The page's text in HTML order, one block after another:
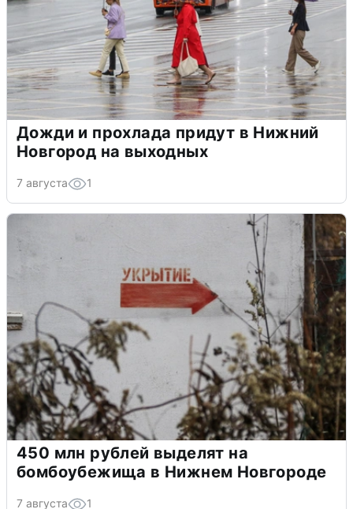
Дожди и прохлада придут в Нижний
Новгород на выходных
7 августа 1
450 млн рублей выделят на
бомбоубежища в Нижнем Новгороде
7 августа 1